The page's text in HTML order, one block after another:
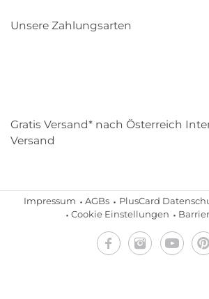
Unsere Zahlungsarten
Gratis Versand* nach Österreich
Versand
Impressum AGBs PlusCard
Cookie Einstellungen